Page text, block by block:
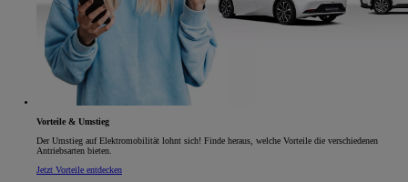
Vorteile & Umstieg
Der Umstieg auf Elektromobilität lohnt sich! Finde heraus, welche Vorteile die verschiedenen
Antriebsarten bieten.
Jetzt Vorteile entdecken